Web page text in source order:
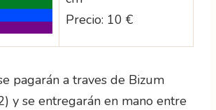
Precio: 10 €
pagarán a traves de Bizum
y se entregarán en mano entre